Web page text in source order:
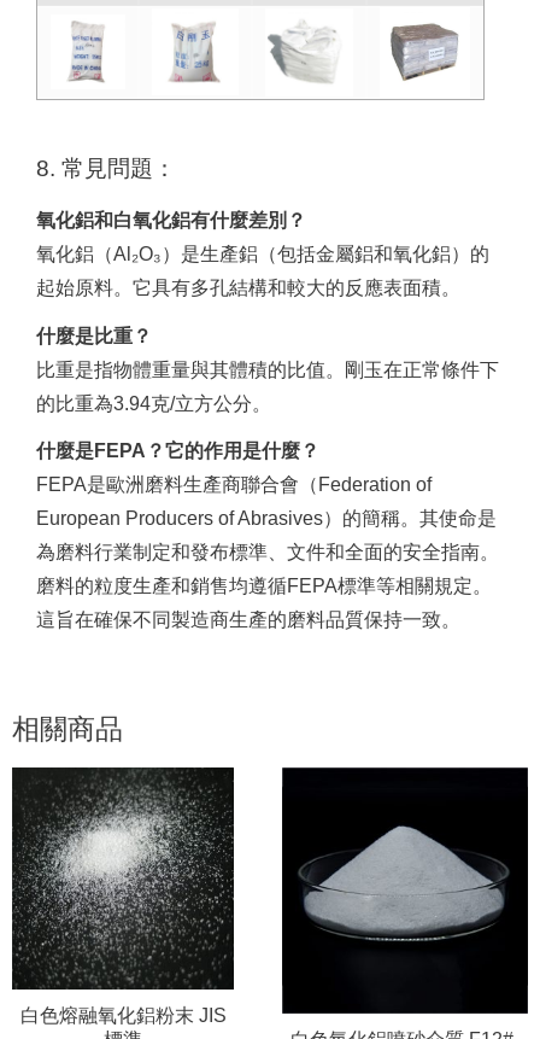
8. 常見問題：
氧化鋁和白氧化鋁有什麼差別？
氧化鋁（Al₂O₃）是生產鋁（包括金屬鋁和氧化鋁）的
起始原料。它具有多孔結構和較大的反應表面積。
什麼是比重？
比重是指物體重量與其體積的比值。剛玉在正常條件下
的比重為3.94克/立方公分。
什麼是FEPA？它的作用是什麼？
FEPA是歐洲磨料生產商聯合會（Federation of
European Producers of Abrasives）的簡稱。其使命是
為磨料行業制定和發布標準、文件和全面的安全指南。
磨料的粒度生產和銷售均遵循FEPA標準等相關規定。
這旨在確保不同製造商生產的磨料品質保持一致。
相關商品
白色熔融氧化鋁粉末 JIS